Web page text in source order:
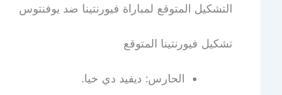
التشكيل المتوقع لمباراة فيورنتينا ضد يوفنتوس
تشكيل فيورنتينا المتوقع
الحارس: ديفيد دي خيا.